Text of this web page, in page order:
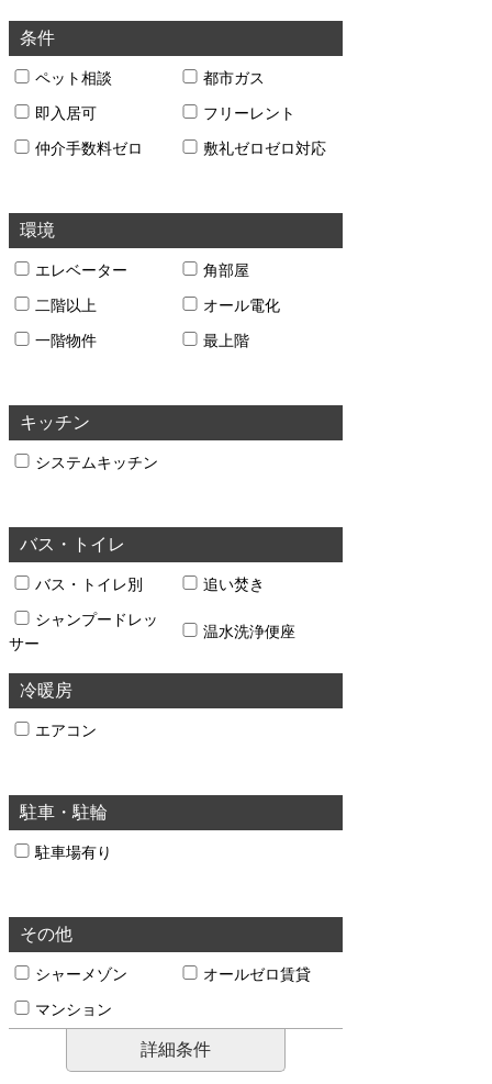
条件
ペット相談 都市ガス
即入居可 フリーレント
仲介手数料ゼロ 敷礼ゼロゼロ対応
環境
エレベーター 角部屋
二階以上 オール電化
一階物件 最上階
キッチン
システムキッチン
バス・トイレ
バス・トイレ別 追い焚き
シャンプードレッ
サー
温水洗浄便座
冷暖房
エアコン
駐車・駐輪
駐車場有り
その他
シャーメゾン オールゼロ賃貸
マンション